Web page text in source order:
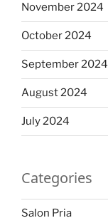
November 2024
October 2024
September 2024
August 2024
July 2024
Categories
Salon Pria